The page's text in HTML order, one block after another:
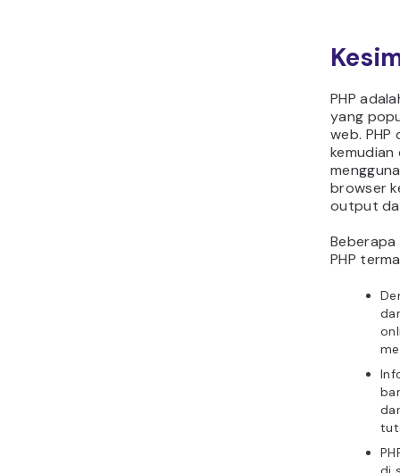
PHP
yang
web. PHP
kemudian
browser
output
PHP